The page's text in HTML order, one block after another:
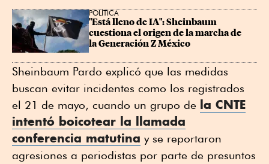
POLÍTICA
"Está lleno de IA": Sheinbaum
cuestiona el origen de la marcha de
la Generación Z México
Sheinbaum Pardo explicó que las medidas
buscan evitar incidentes como los registrados
el 21 de mayo, cuando un grupo de la CNTE
intentó boicotear la llamada
conferencia matutina y se reportaron
agresiones a periodistas por parte de presuntos